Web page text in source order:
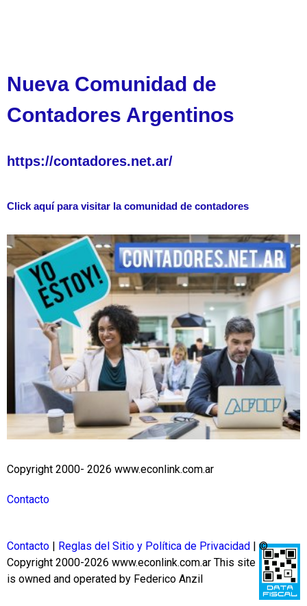
Nueva Comunidad de
Contadores Argentinos
https://contadores.net.ar/
Click aquí para visitar la comunidad de contadores
Copyright 2000- 2026 www.econlink.com.ar
Contacto
Contacto | Reglas del Sitio y Política de Privacidad | ©
Copyright 2000-2026 www.econlink.com.ar This site
is owned and operated by Federico Anzil